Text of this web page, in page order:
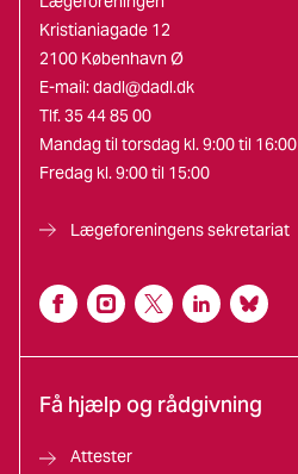
Kristianiagade 12
2100 København Ø
E-mail:dadl@dadl.dk
Tlf. 35 44 85 00
Mandag til torsdag kl. 9:00 til 16:00
Fredag kl. 9:00 til 15:00
Lægeforeningens sekretariat
Få hjælp og rådgivning
Attester